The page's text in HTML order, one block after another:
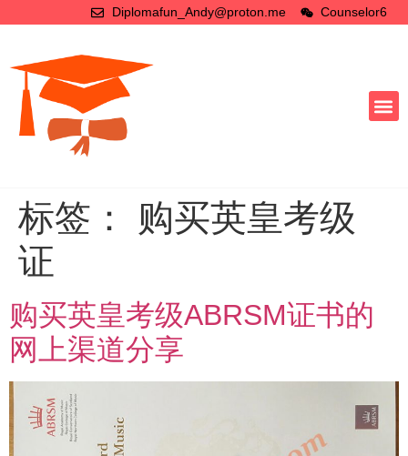
Diplomafun_Andy@proton.me Counselor6
标签： 购买英皇考级
证
购买英皇考级ABRSM证书的
网上渠道分享